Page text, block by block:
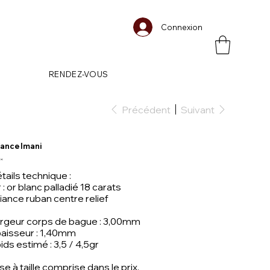
Connexion
RENDEZ-VOUS
Précédent Suivant
Imani
€
technique :
: or blanc palladié 18 carats
ruban centre relief
corps de bague : 3,00mm
: 1,40mm
estimé : 3,5 / 4,5gr
à taille comprise dans le prix.